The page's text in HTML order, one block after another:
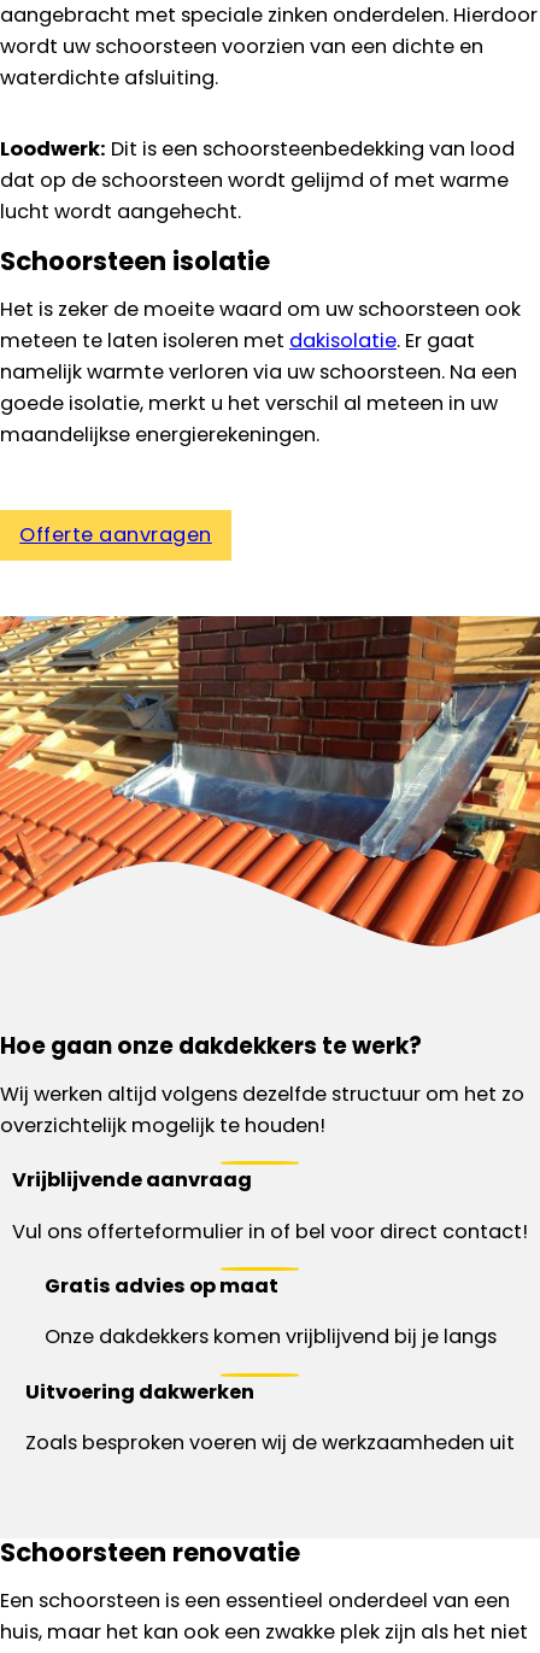
aangebracht met speciale zinken onderdelen. Hierdoor
wordt uw schoorsteen voorzien van een dichte en
waterdichte afsluiting.
Loodwerk: Dit is een schoorsteenbedekking van lood
dat op de schoorsteen wordt gelijmd of met warme
lucht wordt aangehecht.
Schoorsteen isolatie
Het is zeker de moeite waard om uw schoorsteen ook
meteen te laten isoleren met dakisolatie. Er gaat
namelijk warmte verloren via uw schoorsteen. Na een
goede isolatie, merkt u het verschil al meteen in uw
maandelijkse energierekeningen.
Offerte aanvragen
Hoe gaan onze dakdekkers te werk?
Wij werken altijd volgens dezelfde structuur om het zo
overzichtelijk mogelijk te houden!
Vrijblijvende aanvraag
Vul ons offerteformulier in of bel voor direct contact!
Gratis advies op maat
Onze dakdekkers komen vrijblijvend bij je langs
Uitvoering dakwerken
Zoals besproken voeren wij de werkzaamheden uit
Schoorsteen renovatie
Een schoorsteen is een essentieel onderdeel van een
huis, maar het kan ook een zwakke plek zijn als het niet